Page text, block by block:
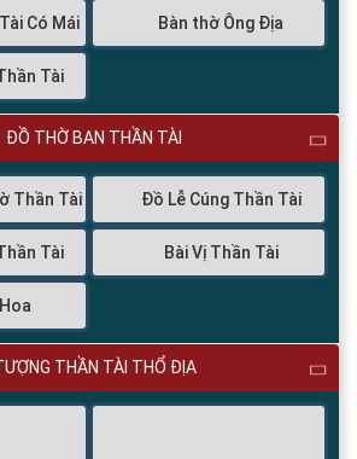
Có Mái Bàn thờ Ông Địa
Tài
ĐỒ THỜ BAN THẦN TÀI
Thần Tài Đồ Lễ Cúng Thần Tài
Tài Bài Vị Thần Tài
THẦN TÀI THỔ ĐỊA